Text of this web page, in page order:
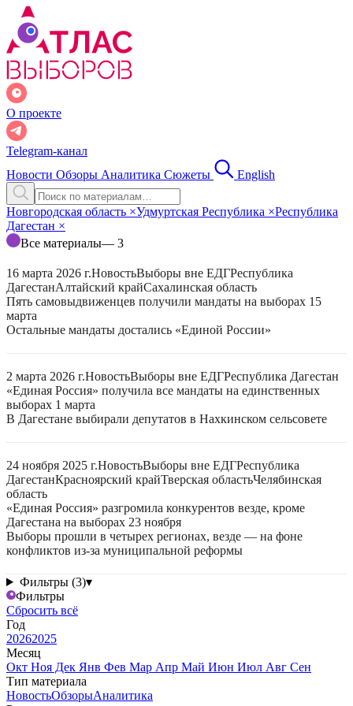
О проекте
Telegram-канал
Новости Обзоры Аналитика Сюжеты English
Новгородская область ×Удмуртская Республика ×Республика
Дагестан ×
Все материалы— 3
16 марта 2026 г.НовостьВыборы вне ЕДГРеспублика
ДагестанАлтайский крайСахалинская область
Пять самовыдвиженцев получили мандаты на выборах 15
марта
Остальные мандаты достались «Единой России»
2 марта 2026 г.НовостьВыборы вне ЕДГРеспублика Дагестан
«Единая Россия» получила все мандаты на единственных
выборах 1 марта
В Дагестане выбирали депутатов в Нахкинском сельсовете
24 ноября 2025 г.НовостьВыборы вне ЕДГРеспублика
ДагестанКрасноярский крайТверская областьЧелябинская
область
«Единая Россия» разгромила конкурентов везде, кроме
Дагестана на выборах 23 ноября
Выборы прошли в четырех регионах, везде — на фоне
конфликтов из-за муниципальной реформы
Фильтры (3)▾
Фильтры
Сбросить всё
Год
20262025
Месяц
Окт Ноя Дек Янв Фев Мар Апр Май Июн Июл Авг Сен
Тип материала
НовостьОбзорыАналитика